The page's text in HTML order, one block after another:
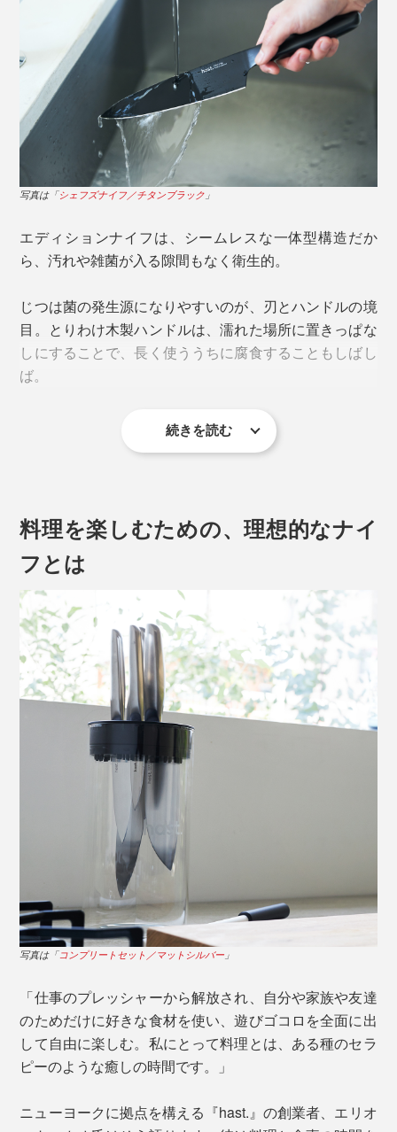
刃渡りが20cm と長いので、白菜やキャベツなどの大き
な野菜をカットしやすく、一度に大量のみじん切りをし
たり、大きな塊肉や生魚を捌いたりするのにちょうどい
いサイズ感です。
シェフズナイフについて詳しく見る >>
2. サントクナイフ
日本人に馴染み深いカタチのサントクナイフは、刃元が
まっすぐ、刃先は緩やかにカーブした形状。「押し切
り」が得意なため、硬い根菜類のカットや野菜の千切り
には最適です。
写真は「 サントクナイフ／チタンブラック
やや幅広で長めに設計したハンドルは、握りやすく、手
の中で滑りにくい形状に。指を添えやすい、流れるよう
刃とハンドルの理想的な重量バランスが見つかるまで、
幾度もプロトタイプを作成し、テストと調整を繰り返し
実際の重量よりも、持った時に軽く感じさせてくれるの
は、この優れたバランス性のおかげ。
調理中の濡れた手でも扱いやすい、ストレスフリーなフ
ォルムです。
写真は「シェフズナイフ／チタンブラック 」
エディションナイフは、シームレスな一体型構造だか
ら、汚れや雑菌が入る隙間もなく衛生的。
じつは菌の発生源になりやすいのが、刃とハンドルの境
目。とりわけ木製ハンドルは、濡れた場所に置きっぱな
しにすることで、長く使ううちに腐食することもしばし
ば。
サントクナイフ／チタンブラック
継ぎ目や溝のない本品は、刃を洗浄した流れでそのまま
柄尻までスポンジを滑らせることができるので、くまな
く洗えて清潔を保ちやすいのです。
生肉や生魚を切った後、まるごと漂白剤などの使用もで
続きを読む
料理を楽しむための、理想的なナイ
フとは
写真は「コンプリートセット／マットシルバー 」
「仕事のプレッシャーから解放され、自分や家族や友達
のためだけに好きな食材を使い、遊びゴコロを全面に出
して自由に楽しむ。私にとって料理とは、ある種のセラ
ピーのような癒しの時間です。」
ニューヨークに拠点を構える『hast.』の創業者、エリオ